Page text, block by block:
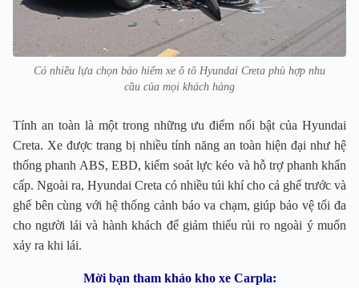
Có nhiều lựa chọn bảo hiểm xe ô tô Hyundai Creta phù hợp nhu
cầu của mọi khách hàng
Tính an toàn là một trong những ưu điểm nổi bật của Hyundai
Creta. Xe được trang bị nhiều tính năng an toàn hiện đại như hệ
thống phanh ABS, EBD, kiểm soát lực kéo và hỗ trợ phanh khẩn
cấp. Ngoài ra, Hyundai Creta có nhiều túi khí cho cả ghế trước và
ghế bên cùng với hệ thống cảnh báo va chạm, giúp bảo vệ tối đa
cho người lái và hành khách để giảm thiểu rủi ro ngoài ý muốn
xảy ra khi lái.
Mời bạn tham khảo kho xe Carpla: